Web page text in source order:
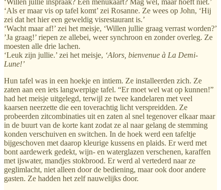
‘Als er maar vis op tafel komt’ zei Rosanne. Ze wees op John, ‘Hij
zei dat het hier een geweldig visrestaurant is.’
‘Wacht maar af!’ zei het meisje, ‘Willen jullie graag verrast worden?’
’Ja graag!’ riepen ze allebei, weer synchroon en zonder overleg. Ze
moesten alle drie lachen.
‘Leuk zijn jullie.’ zei het meisje, ‘Alors, bienvenue à La Demi-
Lune!’
Hun tafel was in een hoekje en intiem. Ze installeerden zich. Ze
zaten aan een iets langwerpige tafel. “Er moet wel wat op kunnen!”
had het meisje uitgelegd, terwijl ze twee kandelaren met veel
kaarsen neerzette die een toverachtig licht verspreidden. Ze
probeerden zitcombinaties uit en zaten al snel tegenover elkaar maar
in de buurt van de korte kant zodat ze al naar gelang de stemming
konden verschuiven en switchen. In de hoek werd een tafeltje
bijgeschoven met daarop kleurige kussens en plaids. Er werd met
bont aardewerk gedekt, wijn- en waterglazen verschenen, karaffen
met ijswater, mandjes stokbrood. Er werd al vertederd naar ze
geglimlacht, niet alleen door de bediening, maar ook door andere
gasten. Ze hadden het zelf nauwelijks door.